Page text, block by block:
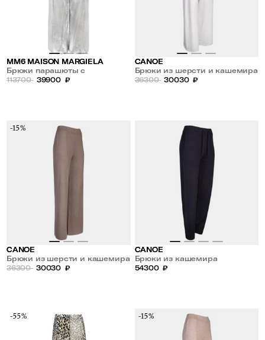
MM6 MAISON MARGIELA
Брюки парашюты с
накладными карманами
113700 39900 ₽
CANOE
Брюки из шерсти и кашемира
36300 30030 ₽
-15%
CANOE
Брюки из шерсти и кашемира
36300 30030 ₽
CANOE
Брюки из кашемира
54300 ₽
-55% -15%